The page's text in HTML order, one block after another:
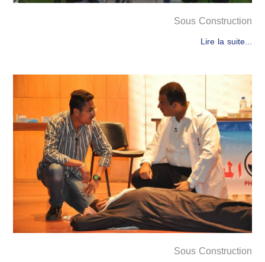
Sous Construction
Lire la suite...
Sous Construction